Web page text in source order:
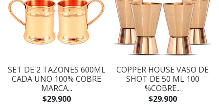
SET DE 2 TAZONES 600ML
CADA UNO 100% COBRE
MARCA...
$29.900
COPPER HOUSE VASO DE
SHOT DE 50 ML 100
%COBRE...
$29.900